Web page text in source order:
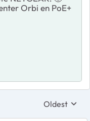
Orbi en PoE+
Replies
Oldest